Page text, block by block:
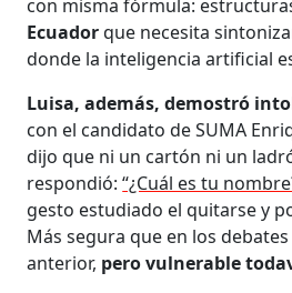
con misma fórmula:
Ecuadorque necesita
donde la inteligencia artificial
Luisa, además, demostró
con el candidato de SUMA
dijo que ni un cartón ni un
respondió:“¿Cuál es tu
gesto estudiado el quitarse y
Más segura que en los
anterior, pero vulnerable